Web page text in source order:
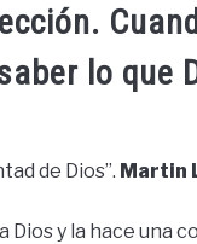
lo que
de Dios”. Martin
Dios y la hace una